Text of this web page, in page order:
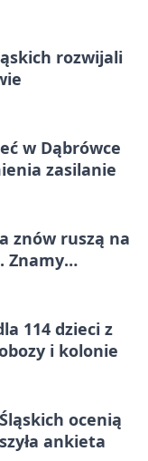
rozwijali
w Dąbrówce
zasilanie
znów ruszą na
Znamy
114 dzieci z
i kolonie
ocenią
ankieta